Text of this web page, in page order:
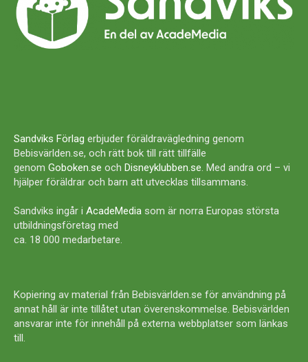
Sandviks Förlag erbjuder föräldravägledning genom
Bebisvärlden.se, och rätt bok till rätt tillfälle
genom Goboken.se och Disneyklubben.se. Med andra ord – vi
hjälper föräldrar och barn att utvecklas tillsammans.
Sandviks ingår i AcadeMedia som är norra Europas största
utbildningsföretag med
ca. 18 000 medarbetare.
Kopiering av material från Bebisvärlden.se för användning på
annat håll är inte tillåtet utan överenskommelse. Bebisvärlden
ansvarar inte för innehåll på externa webbplatser som länkas
till.